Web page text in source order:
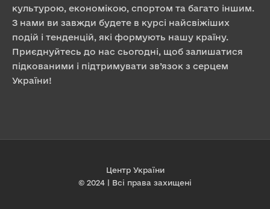
культурою, економікою, спортом та багато іншим.
З нами ви завжди будете в курсі найсвіжіших
подій і тенденцій, які формують нашу країну.
Приєднуйтесь до нас сьогодні, щоб залишатися
підкованими і підтримувати зв’язок з серцем
України!
Центр України
© 2024 | Всі права захищені